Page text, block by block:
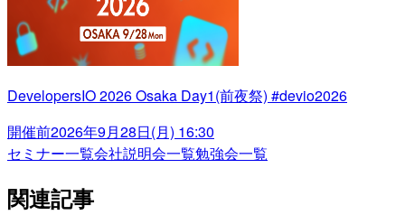
DevelopersIO 2026 Osaka Day1(前夜祭) #devio2026
開催前2026年9月28日(月) 16:30
セミナー一覧会社説明会一覧勉強会一覧
関連記事